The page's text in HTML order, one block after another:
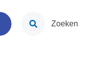
Zoeken